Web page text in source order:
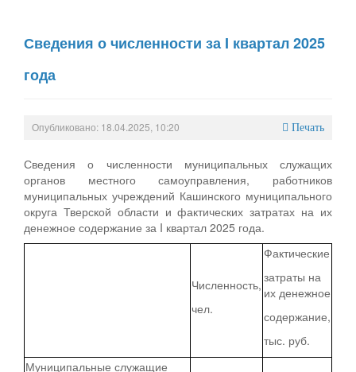
Сведения о численности за I квартал 2025
года
Опубликовано: 18.04.2025, 10:20 Печать
Сведения о численности муниципальных служащих
органов местного самоуправления, работников
муниципальных учреждений Кашинского муниципального
округа Тверской области и фактических затратах на их
денежное содержание за I квартал 2025 года.
Численность,
чел.
Фактические
затраты на
их денежное
содержание,
тыс. руб.
Муниципальные служащие